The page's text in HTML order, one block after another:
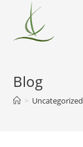
Blog
> Uncategorized